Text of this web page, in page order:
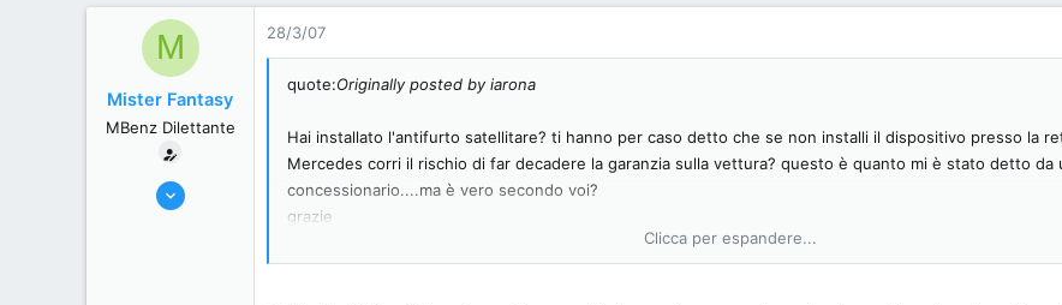
0
M
Mister Fantasy
MBenz Dilettante
28/3/07
quote:Originally posted by iarona
Hai installato l'antifurto satellitare? ti hanno per caso detto che se non installi il dispositivo presso la
Mercedes corri il rischio di far decadere la garanzia sulla vettura? questo è quanto mi è stato detto da
concessionario....ma è vero secondo voi?
grazie
Clicca per espandere...